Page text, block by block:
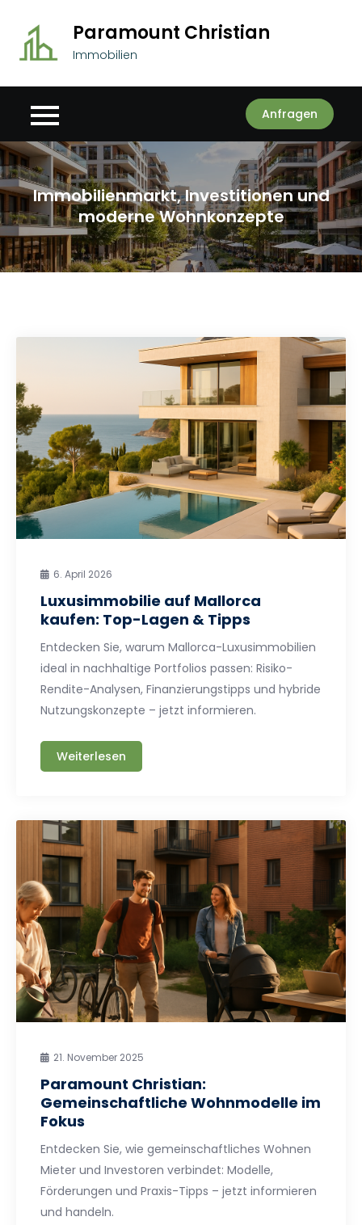
content
Paramount Christian
Immobilien
Anfragen
Immobilienmarkt, Investitionen und
moderne Wohnkonzepte
6. April 2026
Luxusimmobilie auf Mallorca
kaufen: Top-Lagen & Tipps
Entdecken Sie, warum Mallorca-Luxusimmobilien
ideal in nachhaltige Portfolios passen: Risiko-
Rendite-Analysen, Finanzierungstipps und hybride
Nutzungskonzepte – jetzt informieren.
Weiterlesen
21. November 2025
Paramount Christian:
Gemeinschaftliche Wohnmodelle im
Fokus
Entdecken Sie, wie gemeinschaftliches Wohnen
Mieter und Investoren verbindet: Modelle,
Förderungen und Praxis-Tipps – jetzt informieren
und handeln.